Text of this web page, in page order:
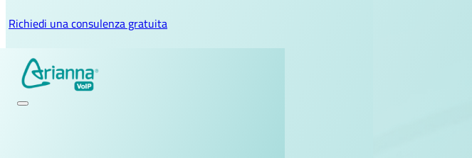
Richiedi una consulenza gratuita